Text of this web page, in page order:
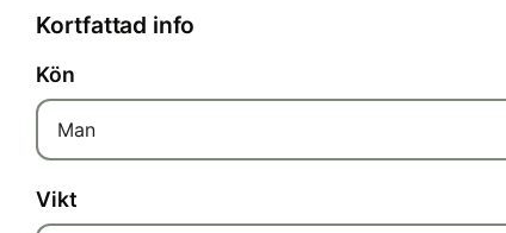
Kortfattad info
Kön
Man
Vikt